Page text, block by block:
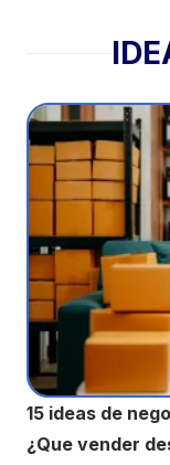
15 ideas de
¿Que vender